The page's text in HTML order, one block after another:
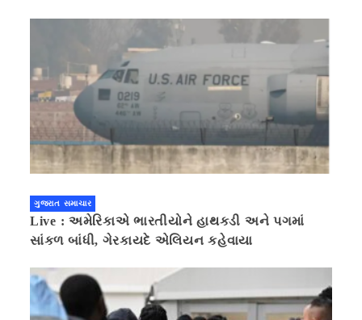
ગુજરાત સમાચાર
Live : અમેરિકાએ ભારતીયોને હાથકડી અને પગમાં
સાંકળ બાંધી, ગેરકાયદે એલિયન કહેવાયા